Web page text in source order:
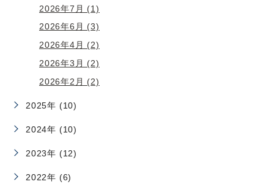
2026年7月 (1)
2026年6月 (3)
2026年4月 (2)
2026年3月 (2)
2026年2月 (2)
2025年 (10)
2024年 (10)
2023年 (12)
2022年 (6)